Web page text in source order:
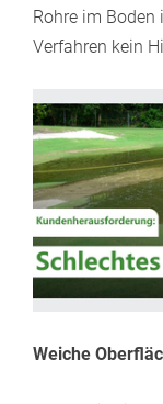
Rohre im
Verfahren kein
Weiche